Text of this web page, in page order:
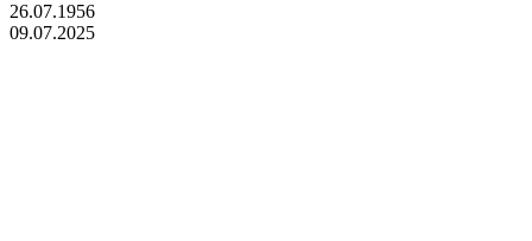
26.07.1956
09.07.2025